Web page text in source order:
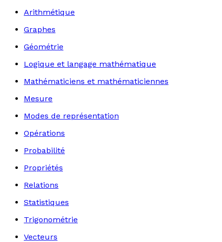
Arithmétique
Graphes
Géométrie
Logique et langage mathématique
Mathématiciens et mathématiciennes
Mesure
Modes de représentation
Opérations
Probabilité
Propriétés
Relations
Statistiques
Trigonométrie
Vecteurs